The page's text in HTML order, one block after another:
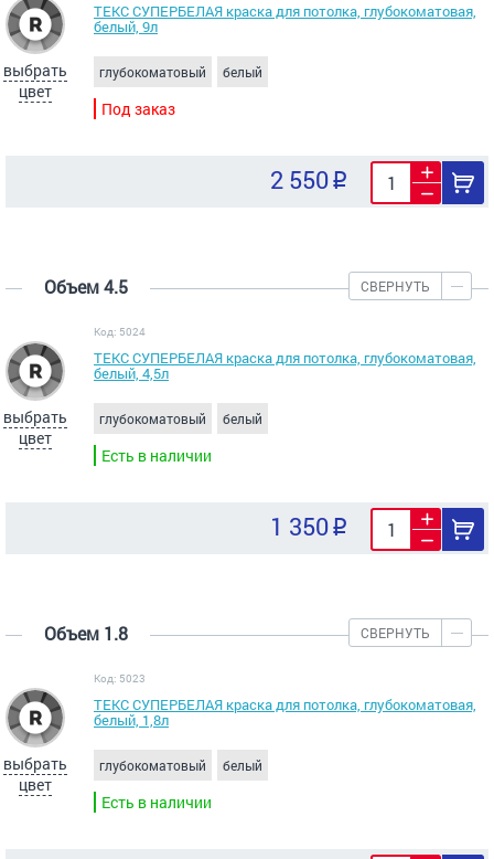
выбрать
цвет
ТЕКС СУПЕРБЕЛАЯ краска для потолка, глубокоматовая,
белый, 9л
глубокоматовый белый
Под заказ
2 550
Объем 4.5 СВЕРНУТЬ
выбрать
цвет
Код: 5024
ТЕКС СУПЕРБЕЛАЯ краска для потолка, глубокоматовая,
белый, 4,5л
глубокоматовый белый
Есть в наличии
1 350
Объем 1.8 СВЕРНУТЬ
выбрать
цвет
Код: 5023
ТЕКС СУПЕРБЕЛАЯ краска для потолка, глубокоматовая,
белый, 1,8л
глубокоматовый белый
Есть в наличии